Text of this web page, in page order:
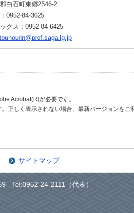
白石町東郷2546-2
0952-84-3625
クス：0952-84-6425
Acrobat(R)が必要です。
正しく表示されない場合、最新バージョンをご
サイトマップ
Tel:0952-24-2111（代表）